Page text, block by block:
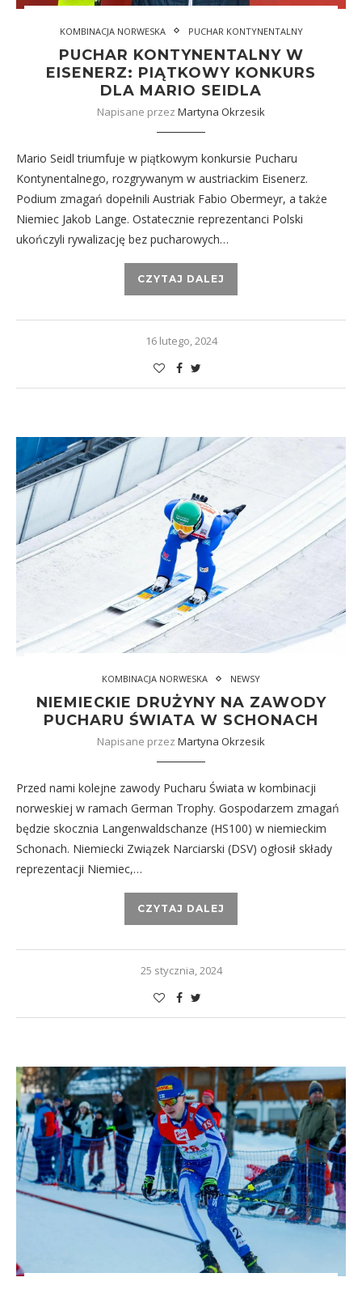
KOMBINACJA NORWESKA PUCHAR KONTYNENTALNY
PUCHAR KONTYNENTALNY W
EISENERZ: PIĄTKOWY KONKURS
DLA MARIO SEIDLA
Napisane przez Martyna Okrzesik
Mario Seidl triumfuje w piątkowym konkursie Pucharu
Kontynentalnego, rozgrywanym w austriackim Eisenerz.
Podium zmagań dopełnili Austriak Fabio Obermeyr, a także
Niemiec Jakob Lange. Ostatecznie reprezentanci Polski
ukończyli rywalizację bez pucharowych…
CZYTAJ DALEJ
16 lutego, 2024
KOMBINACJA NORWESKA NEWSY
NIEMIECKIE DRUŻYNY NA ZAWODY
PUCHARU ŚWIATA W SCHONACH
Napisane przez Martyna Okrzesik
Przed nami kolejne zawody Pucharu Świata w kombinacji
norweskiej w ramach German Trophy. Gospodarzem zmagań
będzie skocznia Langenwaldschanze (HS100) w niemieckim
Schonach. Niemiecki Związek Narciarski (DSV) ogłosił składy
reprezentacji Niemiec,…
CZYTAJ DALEJ
25 stycznia, 2024